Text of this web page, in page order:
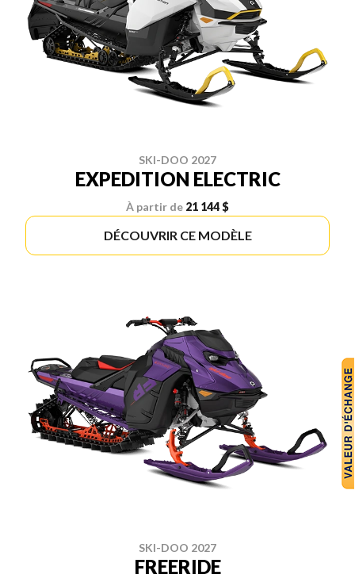
SKI-DOO 2027
EXPEDITION ELECTRIC
À partir de 21 144 $
DÉCOUVRIR CE MODÈLE
SKI-DOO 2027
FREERIDE